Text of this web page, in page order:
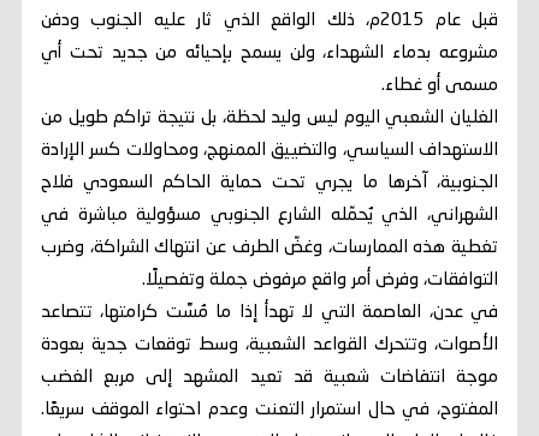
قبل عام 2015م، ذلك الواقع الذي ثار عليه الجنوب ودفن
مشروعه بدماء الشهداء، ولن يسمح بإحيائه من جديد تحت أي
مسمى أو غطاء.
الغليان الشعبي اليوم ليس وليد لحظة، بل نتيجة تراكم طويل من
الاستهداف السياسي، والتضييق الممنهج، ومحاولات كسر الإرادة
الجنوبية، آخرها ما يجري تحت حماية الحاكم السعودي فلاح
الشهراني، الذي يُحمّله الشارع الجنوبي مسؤولية مباشرة في
تغطية هذه الممارسات، وغضّ الطرف عن انتهاك الشراكة، وضرب
التوافقات، وفرض أمر واقع مرفوض جملة وتفصيلًا.
في عدن، العاصمة التي لا تهدأ إذا ما مُسَّت كرامتها، تتصاعد
الأصوات، وتتحرك القواعد الشعبية، وسط توقعات جدية بعودة
موجة انتفاضات شعبية قد تعيد المشهد إلى مربع الغضب
المفتوح، في حال استمرار التعنت وعدم احتواء الموقف سريعًا.